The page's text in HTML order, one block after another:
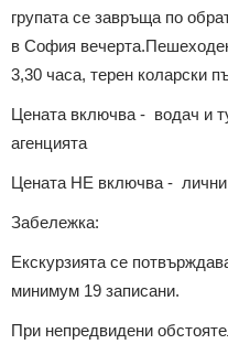
групата се завръща по
в София
3,30 часа, терен коларски
Цената включва - водач и
агенцията
Цената НЕ включва - лични
Забележка:
Екскурзията се
минимум 19 записани.
При непредвидени